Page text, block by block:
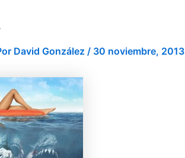
David González / 30 noviembre, 2013